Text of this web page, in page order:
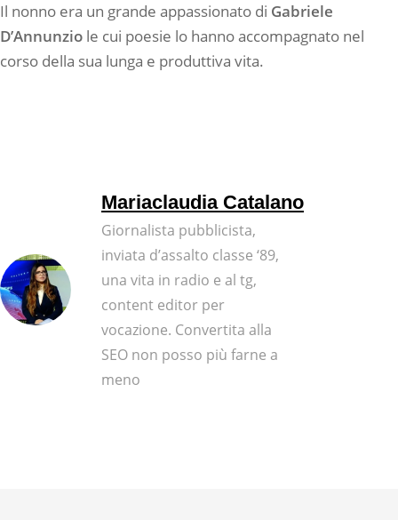
Il nonno era un grande appassionato di Gabriele
D’Annunzio le cui poesie lo hanno accompagnato nel
corso della sua lunga e produttiva vita.
Mariaclaudia Catalano
Giornalista pubblicista,
inviata d’assalto classe ‘89,
una vita in radio e al tg,
content editor per
vocazione. Convertita alla
SEO non posso più farne a
meno